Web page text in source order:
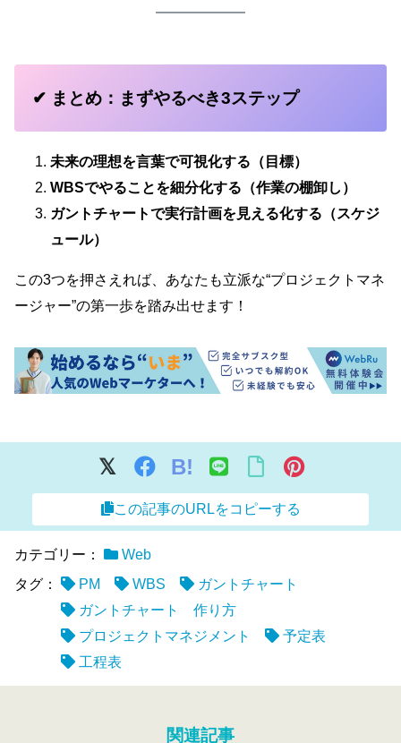
✔ まとめ：まずやるべき3ステップ
未来の理想を言葉で可視化する（目標）
WBSでやることを細分化する（作業の棚卸し）
ガントチャートで実行計画を見える化する（スケジ
ュール）
この3つを押さえれば、あなたも立派な“プロジェクトマネ
ージャー”の第一歩を踏み出せます！
B!
この記事のURLをコピーする
カテゴリー：
Web
タグ：
PM WBS
ガントチャート
ガントチャート 作り方
プロジェクトマネジメント
予定表
工程表
関連記事